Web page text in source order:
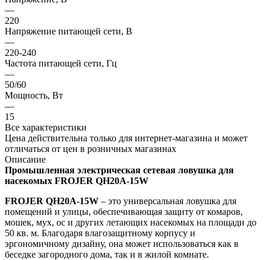
—
220
Напряжение питающей сети, В
—
220-240
Частота питающей сети, Гц
—
50/60
Мощность, Вт
—
15
Все характеристики
Цена действительна только для интернет-магазина и может
отличаться от цен в розничных магазинах
Описание
Промышленная электрическая сетевая ловушка для
насекомых FROJER QH20A-15W
FROJER QH20A-15W – это универсальная ловушка для
помещений и улицы, обеспечивающая защиту от комаров,
мошек, мух, ос и других летающих насекомых на площади до
50 кв. м. Благодаря влагозащитному корпусу и
эргономичному дизайну, она может использоваться как в
беседке загородного дома, так и в жилой комнате.